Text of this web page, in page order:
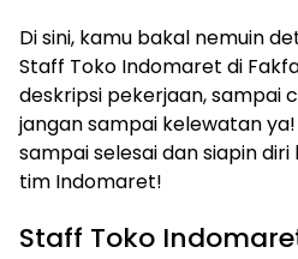
Di sini, kamu bakal nemuin
Staff Toko Indomaret di
deskripsi pekerjaan, sampai
jangan sampai kelewatan
sampai selesai dan siapin
tim Indomaret!
Staff Toko